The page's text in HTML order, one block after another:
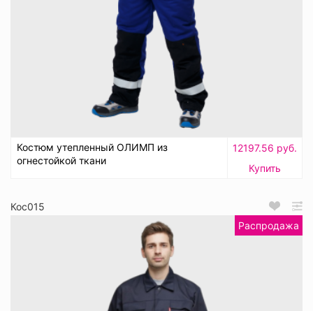
Костюм утепленный ОЛИМП из
огнестойкой ткани
12197.56 руб.
Купить
Кос015
Распродажа